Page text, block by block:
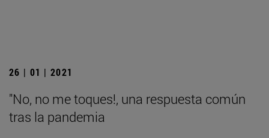
26 | 01 | 2021
"No, no me toques!, una respuesta común
tras la pandemia